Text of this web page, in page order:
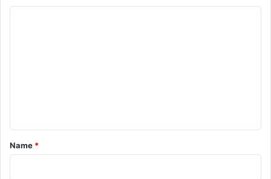
*
Name *